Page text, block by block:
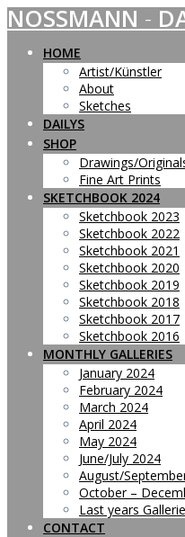
Skip
to
content
NOSSMANN -
HOME
Artist/Künstler
About
Sketches
DAILYS
SHOP
Drawings/
Fine Art Prints
SKETCHBOOK 2024
Sketchbook 2023
Sketchbook 2022
Sketchbook 2021
Sketchbook 2020
Sketchbook 2019
Sketchbook 2018
Sketchbook 2017
Sketchbook 2016
MONTHLY GALLERIES
January 2024
February 2024
March 2024
April 2024
May 2024
June/July 2024
August/
October –
Last years
CONTACT